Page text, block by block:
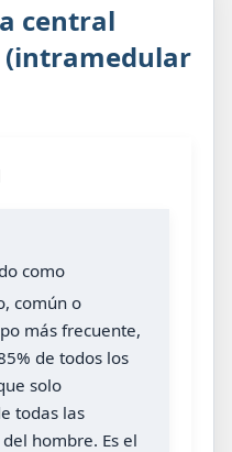
central
(intramedular
como
común o
más frecuente,
de todos los
solo
todas las
hombre. Es el